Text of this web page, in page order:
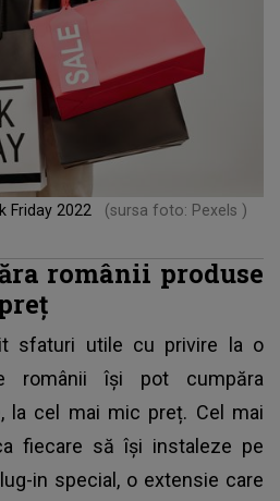
Friday 2022 (sursa foto: Pexels )
românii produse
sfaturi utile cu privire la o
românii își pot cumpăra
la cel mai mic preț. Cel mai
fiecare să își instaleze pe
in special, o extensie care